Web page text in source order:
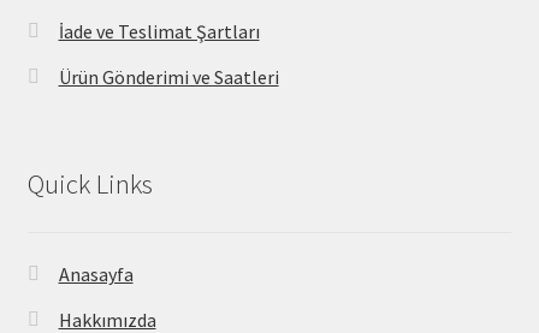
İade ve Teslimat Şartları
Ürün Gönderimi ve Saatleri
Quick Links
Anasayfa
Hakkımızda